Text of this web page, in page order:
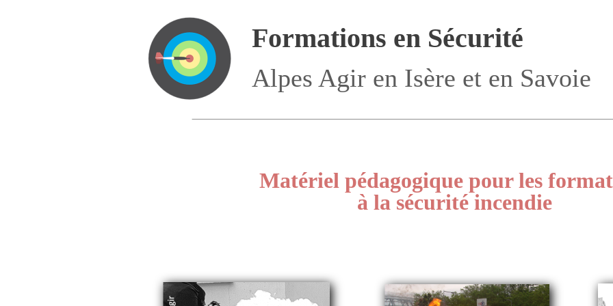
Alpes Agir en Isère et en Savoie
Formations en Sécurité
Matériel pédagogique pour les
à la sécurité incendie